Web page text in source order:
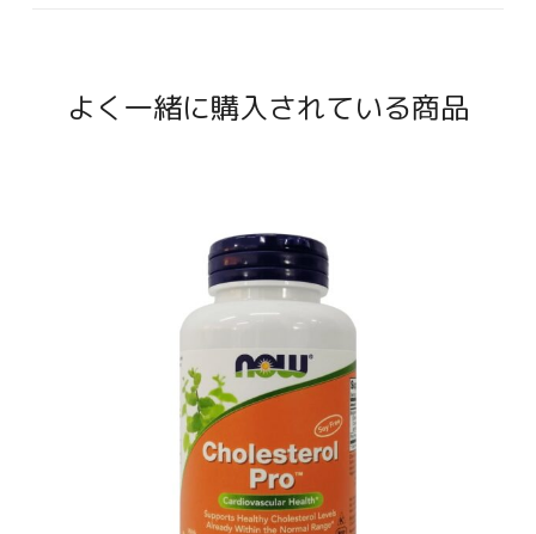
よく一緒に購入されている商品